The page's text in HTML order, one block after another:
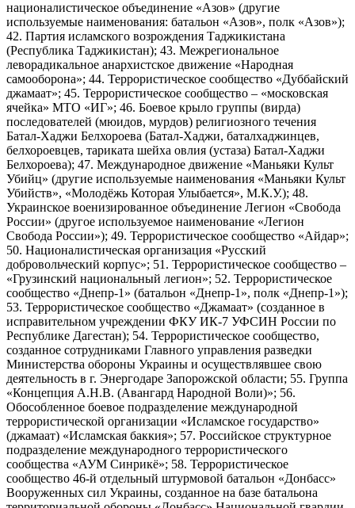
националистическое объединение «Азов» (другие
используемые наименования: батальон «Азов», полк «Азов»);
42. Партия исламского возрождения Таджикистана
(Республика Таджикистан); 43. Межрегиональное
леворадикальное анархистское движение «Народная
самооборона»; 44. Террористическое сообщество «Дуббайский
джамаат»; 45. Террористическое сообщество – «московская
ячейка» МТО «ИГ»; 46. Боевое крыло группы (вирда)
последователей (мюидов, мурдов) религиозного течения
Батал-Хаджи Белхороева (Батал-Хаджи, баталхаджинцев,
белхороевцев, тариката шейха овлия (устаза) Батал-Хаджи
Белхороева); 47. Международное движение «Маньяки Культ
Убийц» (другие используемые наименования «Маньяки Культ
Убийств», «Молодёжь Которая Улыбается», М.К.У.); 48.
Украинское военизированное объединение Легион «Свобода
России» (другое используемое наименование «Легион
Свобода России»); 49. Террористическое сообщество «Айдар»;
50. Националистическая организация «Русский
добровольческий корпус»; 51. Террористическое сообщество –
«Грузинский национальный легион»; 52. Террористическое
сообщество «Днепр-1» (батальон «Днепр-1», полк «Днепр-1»);
53. Террористическое сообщество «Джамаат» (созданное в
исправительном учреждении ФКУ ИК-7 УФСИН России по
Республике Дагестан); 54. Террористическое сообщество,
созданное сотрудниками Главного управления разведки
Министерства обороны Украины и осуществлявшее свою
деятельность в г. Энергодаре Запорожской области; 55. Группа
«Концепция А.Н.В. (Авангард Народной Воли)»; 56.
Обособленное боевое подразделение международной
террористической организации «Исламское государство»
(джамаат) «Исламская баккия»; 57. Российское структурное
подразделение международного террористического
сообщества «АУМ Синрикё»; 58. Террористическое
сообщество 46-й отдельный штурмовой батальон «Донбасс»
Вооруженных сил Украины, созданное на базе батальона